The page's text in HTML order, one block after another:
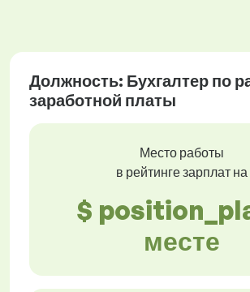
Должность: Бухгалтер по
заработной платы
Место работы
в рейтинге зарплат на
$
месте